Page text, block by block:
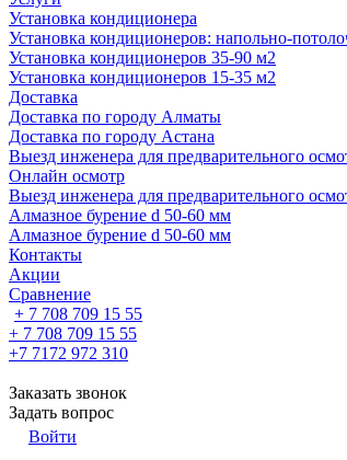
Установка кондиционера
Установка кондиционеров: напольно-
Установка кондиционеров 35-90 м2
Установка кондиционеров 15-35 м2
Доставка
Доставка по городу Алматы
Доставка по городу Астана
Выезд инженера для предварительного
Онлайн осмотр
Выезд инженера для предварительного
Алмазное бурение d 50-60 мм
Алмазное бурение d 50-60 мм
Контакты
Акции
Сравнение
+ 7 708 709 15 55
+ 7 708 709 15 55
+7 7172 972 310
Заказать звонок
Задать вопрос
Войти